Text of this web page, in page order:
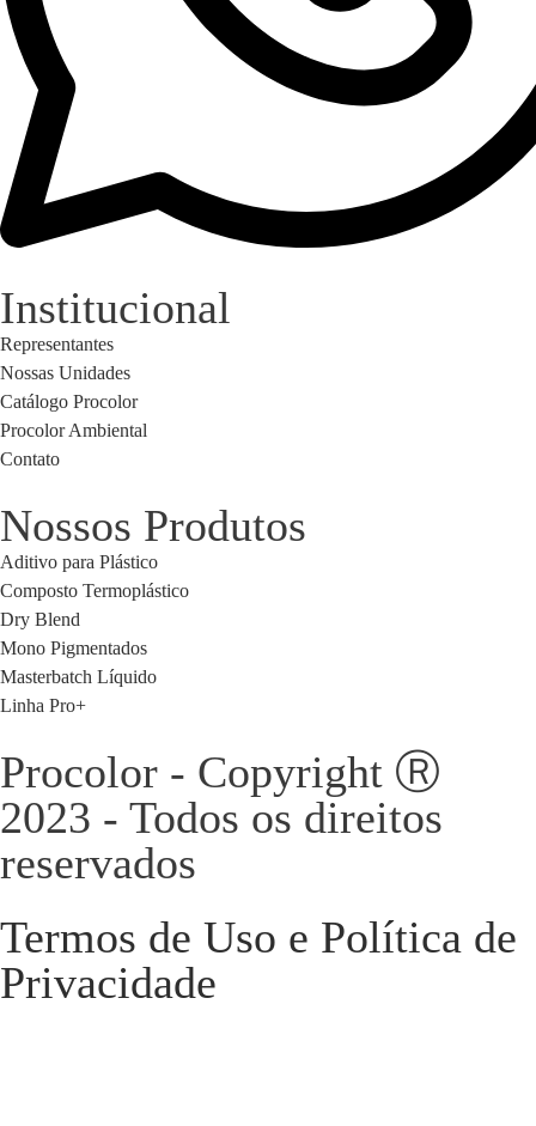
Institucional
Representantes
Nossas Unidades
Catálogo Procolor
Procolor Ambiental
Contato
Nossos Produtos
Aditivo para Plástico
Composto Termoplástico
Dry Blend
Mono Pigmentados
Masterbatch Líquido
Linha Pro+
Procolor - Copyright Ⓡ
2023 - Todos os direitos
reservados
Termos de Uso e Política de
Privacidade